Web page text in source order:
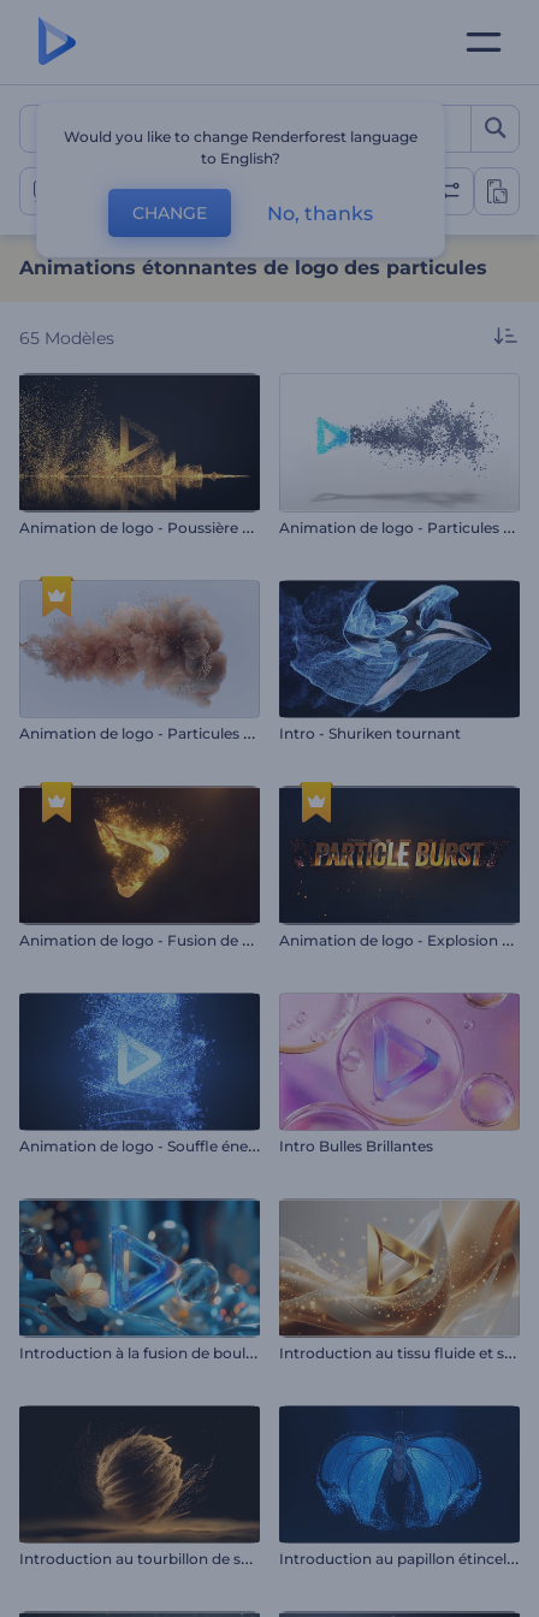
Animations étonnantes
Animations de logo de particules
Animations étonnantes de logo des particules
65 Modèles
A
nimation de logo - Poussière de paillettes A
nimation de logo - Particules simples
A
nimation de logo - Particules scintillantes Intro - Shuriken tournant
A
nimation de logo - Fusion de particules A
nimation de logo - Explosion de particules
A
nimation de logo - Souffle énergétique des particules Intro Bulles Brillantes
I
ntroduction à la fusion de boules liquides I
ntroduction au tissu fluide et scintillant
I
ntroduction au tourbillon de sable I
ntroduction au papillon étincelant
Would you like to change Renderforest language
to English?
CHANGE No, thanks